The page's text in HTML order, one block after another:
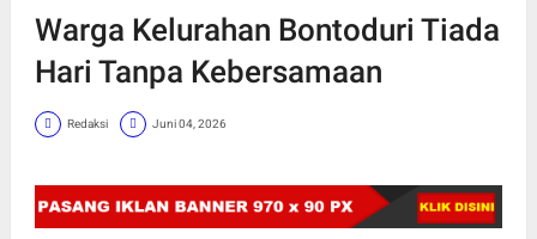
Warga Kelurahan Bontoduri Tiada
Hari Tanpa Kebersamaan
Redaksi Juni 04, 2026